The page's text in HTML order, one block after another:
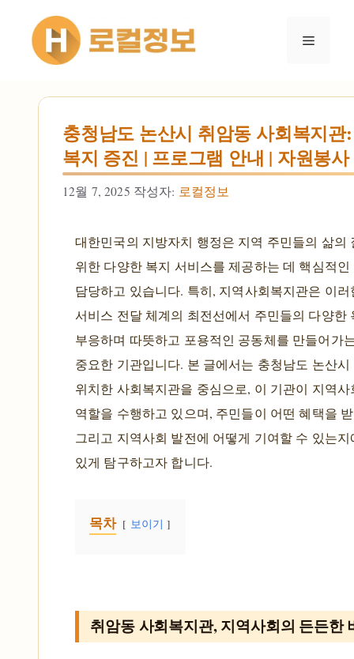
건너뛰기
메뉴
충청남도 논산시 취암동 사회복지관
복지 증진 | 프로그램 안내 | 자원봉
12월 7, 2025 작성자: 로컬정보
대한민국의 지방자치 행정은 지역 주민들의 삶의
위한 다양한 복지 서비스를 제공하는 데 핵심적인
담당하고 있습니다. 특히, 지역사회복지관은 이러
서비스 전달 체계의 최전선에서 주민들의 다양한
부응하며 따뜻하고 포용적인 공동체를 만들어가
중요한 기관입니다. 본 글에서는 충청남도 논산
위치한 사회복지관을 중심으로, 이 기관이 지역
역할을 수행하고 있으며, 주민들이 어떤 혜택을
그리고 지역사회 발전에 어떻게 기여할 수 있는
있게 탐구하고자 합니다.
목차 보이기
취암동 사회복지관, 지역사회의 든든한